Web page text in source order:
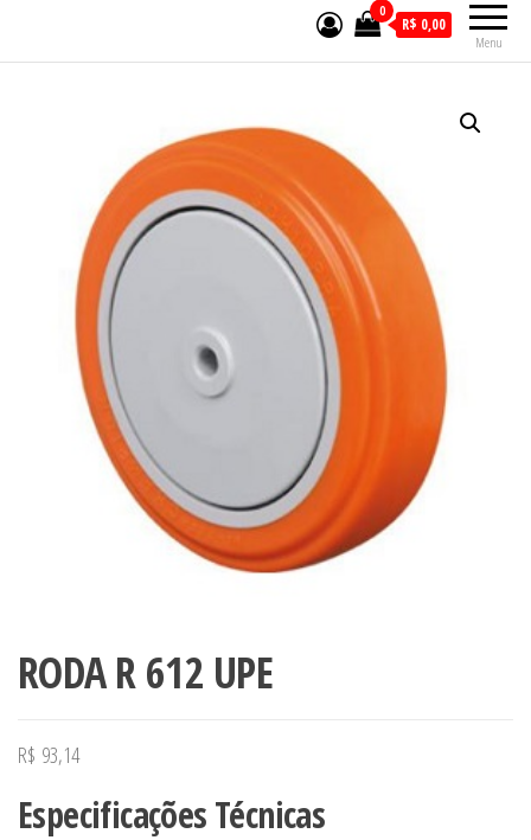
Menu
0
R$ 0,00
RODA R 612 UPE
R$ 93,14
Especificações Técnicas